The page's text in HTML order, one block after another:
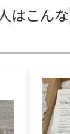
はこん